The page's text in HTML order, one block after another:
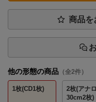
商品を
他の形態の商品 （全2件）
1枚(CD1枚)
2枚(アナ
30cm2枚)